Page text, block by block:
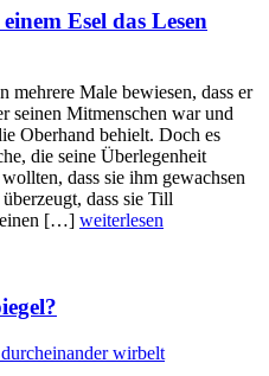
Esel das Lesen
mehrere Male bewiesen, dass er
seinen Mitmenschen war und
Oberhand behielt. Doch es
die seine Überlegenheit
dass sie ihm gewachsen
dass sie Till
einen […] weiterlesen